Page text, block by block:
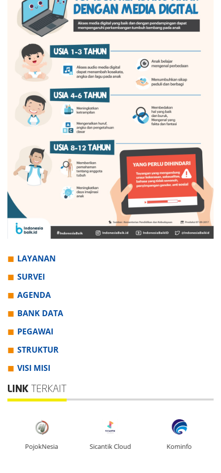
LAYANAN
SURVEI
AGENDA
BANK DATA
PEGAWAI
STRUKTUR
VISI MISI
LINK TERKAIT
PojokNesia Sicantik Cloud Kominfo